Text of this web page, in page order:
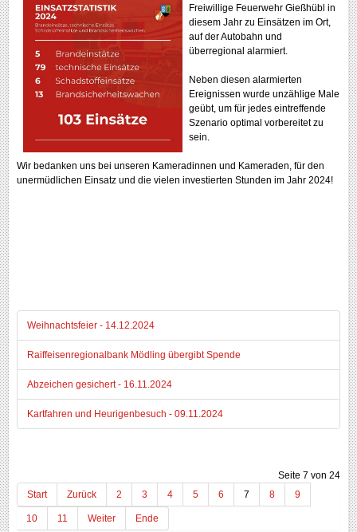
Freiwillige Feuerwehr Gießhübl in
diesem Jahr zu Einsätzen im Ort,
auf der Autobahn und
überregional alarmiert.
Neben diesen alarmierten
Ereignissen wurde unzählige Male
geübt, um für jedes eintreffende
Szenario optimal vorbereitet zu
sein.
Wir bedanken uns bei unseren Kameradinnen und Kameraden, für den
unermüdlichen Einsatz und die vielen investierten Stunden im Jahr 2024!
Weihnachtsfeier - 14.12.2024
Raiffeisenregionalbank Mödling übergibt Spende
Abzeichen gesichert - 16.11.2024
Kartfahren und Heurigenbesuch - 09.11.2024
Seite 7 von 24
Start
Zurück 2 3 4 5 6 7 8 9
10 11 Weiter Ende